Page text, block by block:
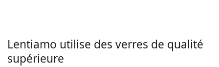
Lentiamo utilise des verres de qualité
supérieure